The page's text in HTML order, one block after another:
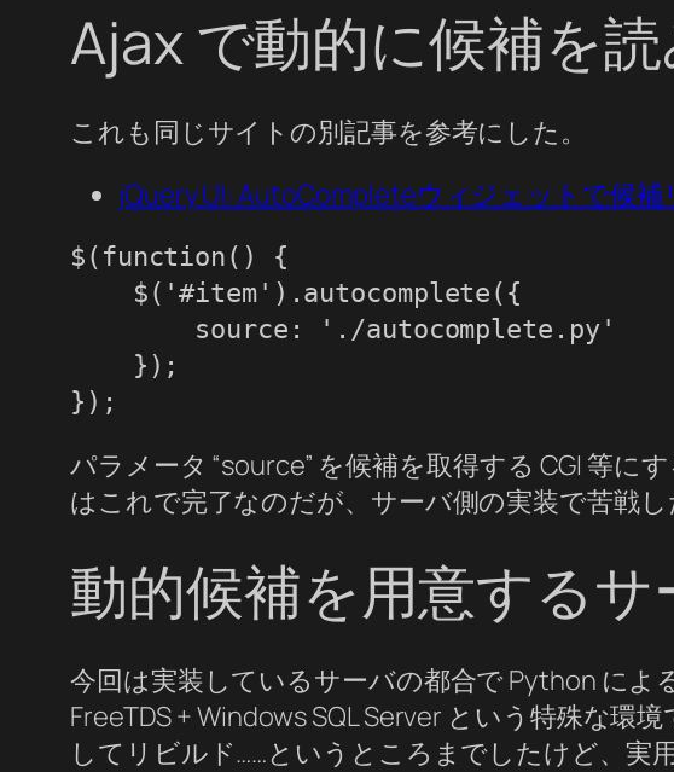
Ajax で動的に候補を
これも同じサイトの別記事を参考にした。
jQuery UI: AutoCompleteウィジェットで候
$(function() {
$('#item').autocomplete({
source: './autocomplete.py'
});
パラメータ “source” を候補を取得する CGI 等に
はこれで完了なのだが、サーバ側の実装で苦戦
動的候補を用意する
今回は実装しているサーバの都合で Python によ
FreeTDS + Windows SQL Server という特殊な
してリビルド……というところまでしたけど、実